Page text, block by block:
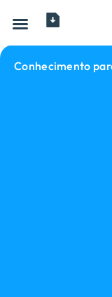
Conhecimento